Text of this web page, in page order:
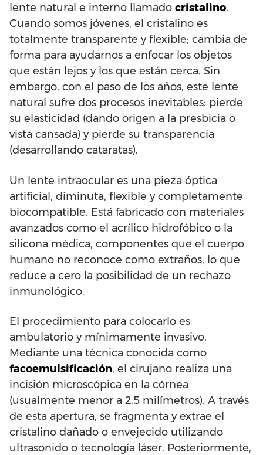
lente natural e interno llamado cristalino.
Cuando somos jóvenes, el cristalino es
totalmente transparente y flexible; cambia de
forma para ayudarnos a enfocar los objetos
que están lejos y los que están cerca. Sin
embargo, con el paso de los años, este lente
natural sufre dos procesos inevitables: pierde
su elasticidad (dando origen a la presbicia o
vista cansada) y pierde su transparencia
(desarrollando cataratas).
Un lente intraocular es una pieza óptica
artificial, diminuta, flexible y completamente
biocompatible. Está fabricado con materiales
avanzados como el acrílico hidrofóbico o la
silicona médica, componentes que el cuerpo
humano no reconoce como extraños, lo que
reduce a cero la posibilidad de un rechazo
inmunológico.
El procedimiento para colocarlo es
ambulatorio y mínimamente invasivo.
Mediante una técnica conocida como
facoemulsificación, el cirujano realiza una
incisión microscópica en la córnea
(usualmente menor a 2.5 milímetros). A través
de esta apertura, se fragmenta y extrae el
cristalino dañado o envejecido utilizando
ultrasonido o tecnología láser. Posteriormente,